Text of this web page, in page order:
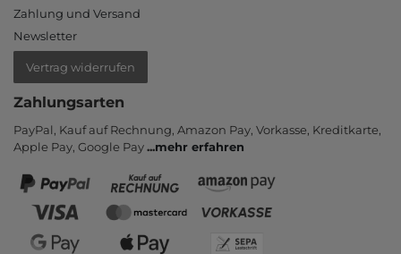
Zahlung und Versand
Newsletter
Vertrag widerrufen
Zahlungsarten
PayPal, Kauf auf Rechnung, Amazon Pay, Vor­kasse, Kredit­karte,
Apple Pay, Google Pay...mehr erfahren